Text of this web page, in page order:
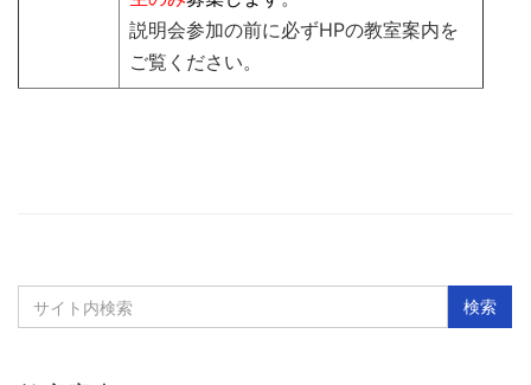
説明会参加の前に必ずHPの教室案内を
ご覧ください。